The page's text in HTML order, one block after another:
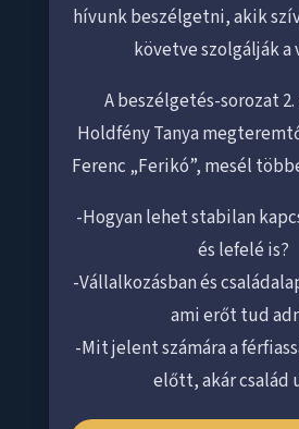
hívunk beszélgetni, akik
követve szolgálják a
A beszélgetés-sorozat 2.
Holdfény Tanya
Ferenc „Ferikó”, mesél
-Hogyan lehet stabilan
és lefelé is?
-Vállalkozásban és
ami erőt tud
-Mit jelent számára a
előtt, akár család